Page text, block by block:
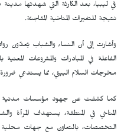
نتيجة للتغيرات المناخية المفاجئة.
وأشارت إلى أن النساء والشباب يُعدّون
الفاعلة في المبادرات والمشروعات
مخرجات السلام البيئي، مما يستدعي
كما كشفت عن جهود مؤسسات مدنية
المناخي في المنطقة، يستهدف المرأة
التخصصات، بالتعاون مع جهات محلية